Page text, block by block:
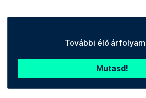
További élő
Mutasd!